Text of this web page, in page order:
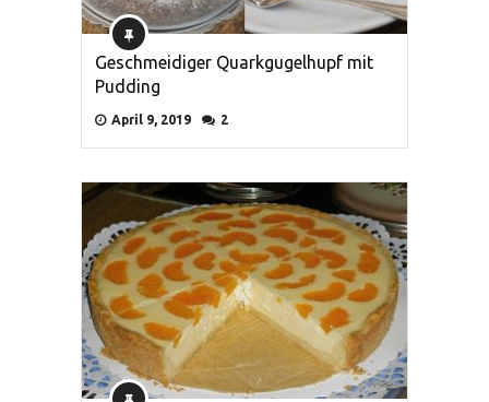
Geschmeidiger Quarkgugelhupf mit
Pudding
April 9, 2019 2